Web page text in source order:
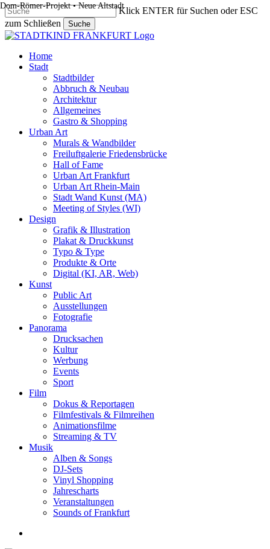
Skip
to
main
content
Klick ENTER für Suchen oder ESC
zum Schließen
Suche
Close
search
Menu
Home
Stadt
Stadtbilder
Abbruch & Neubau
Architektur
Allgemeines
Gastro & Shopping
Urban Art
Murals & Wandbilder
Freiluftgalerie Friedensbrücke
Hall of Fame
Urban Art Frankfurt
Urban Art Rhein-Main
Stadt Wand Kunst (MA)
Meeting of Styles (WI)
Design
Grafik & Illustration
Plakat & Druckkunst
Typo & Type
Produkte & Orte
Digital (KI, AR, Web)
Kunst
Public Art
Ausstellungen
Fotografie
Panorama
Drucksachen
Kultur
Werbung
Events
Sport
Film
Dokus & Reportagen
Filmfestivals & Filmreihen
Animationsfilme
Streaming & TV
Musik
Alben & Songs
DJ-Sets
Vinyl Shopping
Jahrescharts
Veranstaltungen
Sounds of Frankfurt
Dom-Römer-Projekt • Neue Altstadt